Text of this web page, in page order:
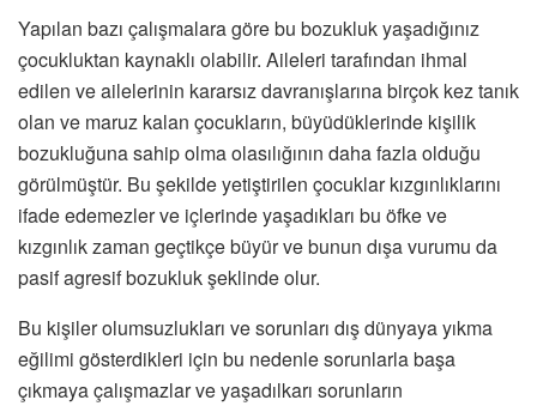
Yapılan bazı çalışmalara göre bu bozukluk yaşadığınız
çocukluktan kaynaklı olabilir. Aileleri tarafından ihmal
edilen ve ailelerinin kararsız davranışlarına birçok kez tanık
olan ve maruz kalan çocukların, büyüdüklerinde kişilik
bozukluğuna sahip olma olasılığının daha fazla olduğu
görülmüştür. Bu şekilde yetiştirilen çocuklar kızgınlıklarını
ifade edemezler ve içlerinde yaşadıkları bu öfke ve
kızgınlık zaman geçtikçe büyür ve bunun dışa vurumu da
pasif agresif bozukluk şeklinde olur.
Bu kişiler olumsuzlukları ve sorunları dış dünyaya yıkma
eğilimi gösterdikleri için bu nedenle sorunlarla başa
çıkmaya çalışmazlar ve yaşadılkarı sorunların